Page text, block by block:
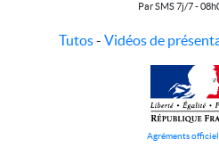
Par SMS 7j/7 -
Tutos- Vidéos de
Agréments